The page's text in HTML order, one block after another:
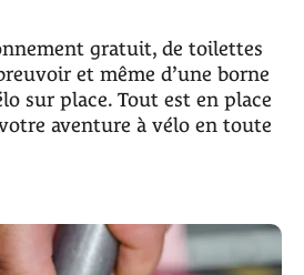
gratuit, de toilettes
et même d’une borne
sur place. Tout est en place
aventure à vélo en toute